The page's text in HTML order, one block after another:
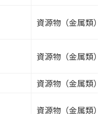
資源物（金属類）
資源物（金属類）
資源物（金属類）
資源物（金属類）